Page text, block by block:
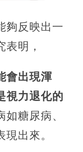
夠反映出一
明，
會出現渾
視力退化的
糖尿病、
出來​​。